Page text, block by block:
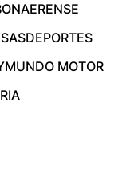
DEPORTES
MUNDO MOTOR